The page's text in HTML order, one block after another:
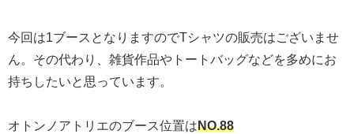
今回は1ブースとなりますのでTシャツの販売はございませ
ん。その代わり、雑貨作品やトートバッグなどを多めにお
持ちしたいと思っています。
オトンノアトリエのブース位置はNO.88